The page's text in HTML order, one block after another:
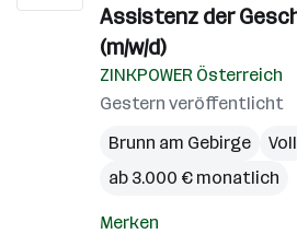
Assistenz der
(m/w/d)
ZINKPOWER Österreich
Gestern veröffentlicht
Brunn am Gebirge
ab 3.000 € monatlich
Merken